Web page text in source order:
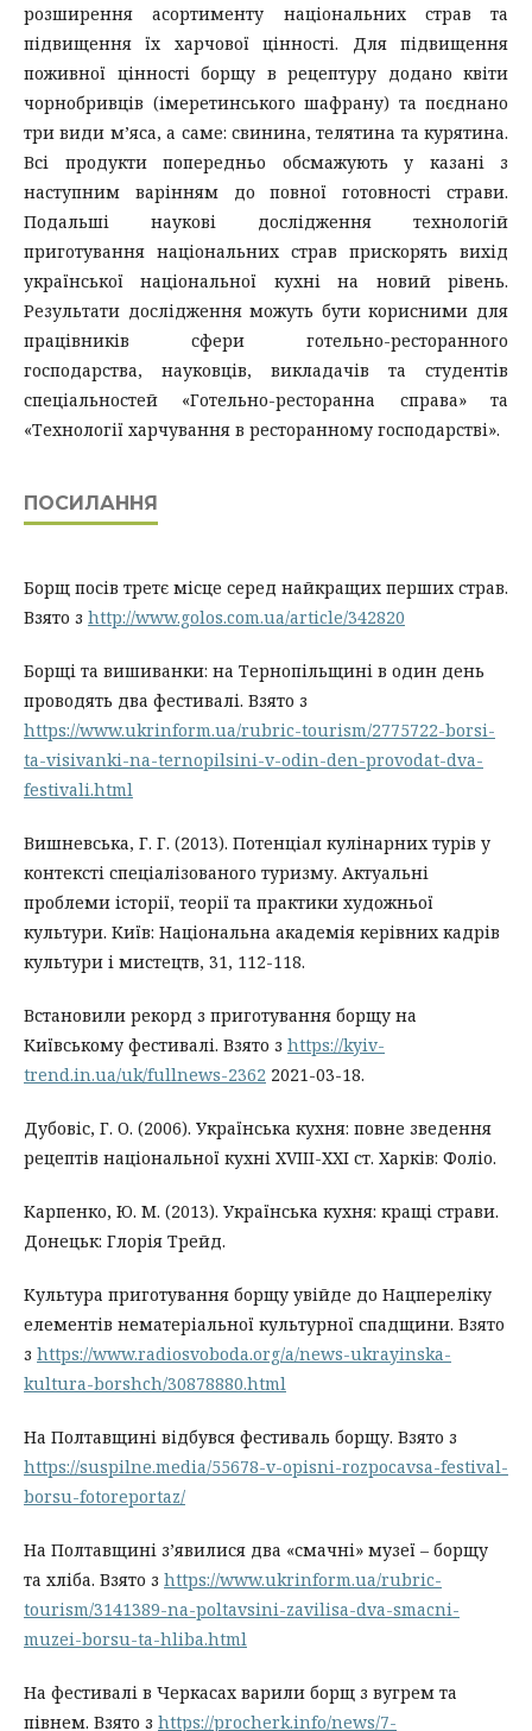
розширення асортименту національних страв та
підвищення їх харчової цінності. Для підвищення
поживної цінності борщу в рецептуру додано квіти
чорнобривців (імеретинського шафрану) та поєднано
три види м’яса, а саме: свинина, телятина та курятина.
Всі продукти попередньо обсмажують у казані з
наступним варінням до повної готовності страви.
Подальші наукові дослідження технологій
приготування національних страв прискорять вихід
української національної кухні на новий рівень.
Результати дослідження можуть бути корисними для
працівників сфери готельно-ресторанного
господарства, науковців, викладачів та студентів
спеціальностей «Готельно-ресторанна справа» та
«Технології харчування в ресторанному господарстві».
ПОСИЛАННЯ
Борщ посів третє місце серед найкращих перших страв.
Взято з http://www.golos.com.ua/article/342820
Борщі та вишиванки: на Тернопільщині в один день
проводять два фестивалі. Взято з
https://www.ukrinform.ua/rubric-tourism/2775722-borsi-
ta-visivanki-na-ternopilsini-v-odin-den-provodat-dva-
festivali.html
Вишневська, Г. Г. (2013). Потенціал кулінарних турів у
контексті спеціалізованого туризму. Актуальні
проблеми історії, теорії та практики художньої
культури. Київ: Національна академія керівних кадрів
культури і мистецтв, 31, 112-118.
Встановили рекорд з приготування борщу на
Київському фестивалі. Взято з https://kyiv-
trend.in.ua/uk/fullnews-2362 2021-03-18.
Дубовіс, Г. О. (2006). Українська кухня: повне зведення
рецептів національної кухні XVIII-XXI ст. Харків: Фоліо.
Карпенко, Ю. М. (2013). Українська кухня: кращі страви.
Донецьк: Глорія Трейд.
Культура приготування борщу увійде до Нацпереліку
елементів нематеріальної культурної спадщини. Взято
з https://www.radiosvoboda.org/a/news-ukrayinska-
kultura-borshch/30878880.html
На Полтавщині відбувся фестиваль борщу. Взято з
https://suspilne.media/55678-v-opisni-rozpocavsa-festival-
borsu-fotoreportaz/
На Полтавщині з’явилися два «смачні» музеї – борщу
та хліба. Взято з https://www.ukrinform.ua/rubric-
tourism/3141389-na-poltavsini-zavilisa-dva-smacni-
muzei-borsu-ta-hliba.html
На фестивалі в Черкасах варили борщ з вугрем та
півнем. Взято з https://procherk.info/news/7-